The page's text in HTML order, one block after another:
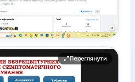
Переглянути